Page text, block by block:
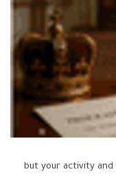
...but your activity